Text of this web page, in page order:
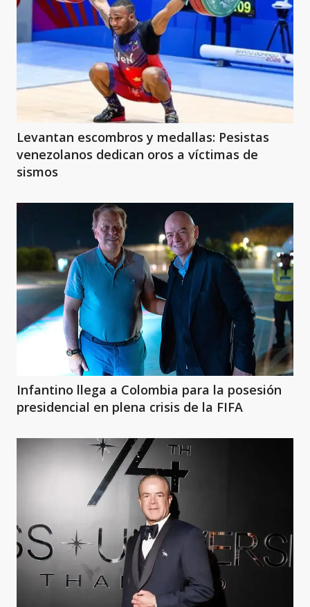
Levantan escombros y medallas: Pesistas
venezolanos dedican oros a víctimas de
sismos
Infantino llega a Colombia para la posesión
presidencial en plena crisis de la FIFA